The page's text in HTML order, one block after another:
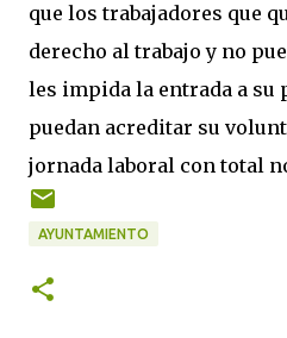
que los trabajadores que
derecho al trabajo y no
les impida la entrada a su
puedan acreditar su
jornada laboral con total
AYUNTAMIENTO